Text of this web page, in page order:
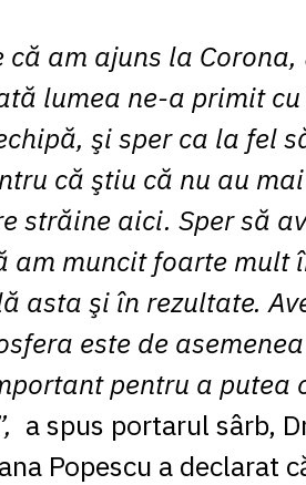
că am ajuns la
lumea ne-a primit
şi sper ca la fel
că ştiu că nu au
străine aici. Sper să
am muncit foarte mult
asta şi în rezultate.
este de
pentru a putea
a spus portarul sârb,
Popescu a declarat